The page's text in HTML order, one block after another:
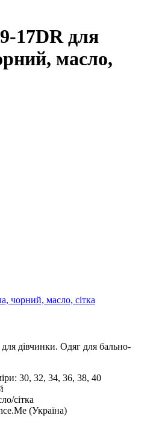
17DR для
масло,
чорний, масло, сітка
дівчинки. Одяг для бально-
30, 32, 34, 36, 38, 40
сітка
(Україна)